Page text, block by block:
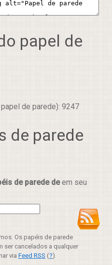
papel de
de parede): 9247
de parede
de parede deem seu
Os papéis de parede
ser cancelados a qualquer
via Feed RSS (?).